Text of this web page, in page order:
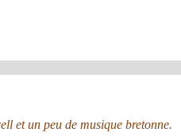
et un peu de musique bretonne.